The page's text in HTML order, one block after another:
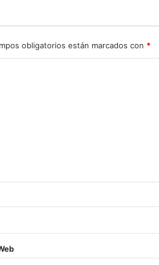
obligatorios están marcados con *